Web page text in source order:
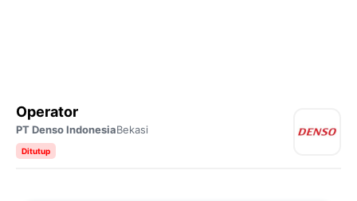
Operator
PT Denso IndonesiaBekasi
Ditutup